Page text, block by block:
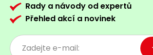
Rady a návody od expertů
Přehled akcí a novinek